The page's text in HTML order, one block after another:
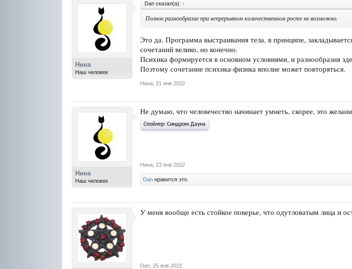
Нина
Наш человек
Dan сказал(а): ↑
Полное разнообразие при непрерывном количественном росте не возможно.
Это да. Программа выстраивания тела, в принципе,
сочетаний велико, но конечно.
Психика формируется в основном условиями, и разнообразия
Поэтому сочетание психика-физика вполне может повторяться.
Нина 21 янв 2022
Нина
Наш человек
Не думаю, что человечество начинает умнеть, скорее, это
Спойлер: Синдром Дауна
Нина 23 янв 2022
Dan нравится это.
У меня вообще есть стойкое поверье, что одутловатым лица и
Dan 25 янв 2022